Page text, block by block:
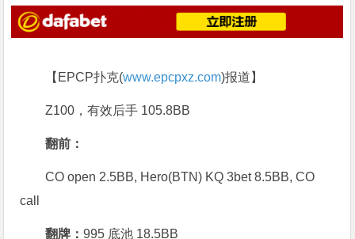
【EPCP扑克(www.epcpxz.com)报道】
Z100，有效后手 105.8BB
翻前：
CO open 2.5BB, Hero(BTN) KQ 3bet 8.5BB, CO
call
翻牌：995 底池 18.5BB